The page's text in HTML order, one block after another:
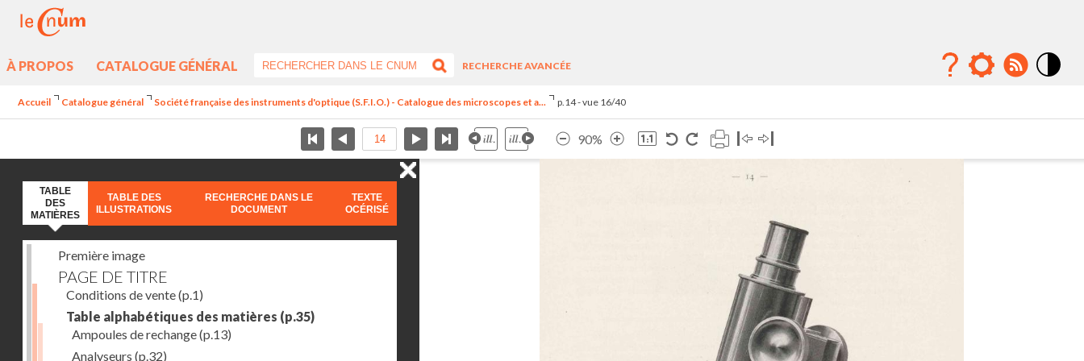
À PROPOS CATALOGUE GÉNÉRAL
RECHERCHE AVANCÉE
Accueil Catalogue général Société française des instruments d'optique (S.F.I.O.) - Catalogue des microscopes et a... p.14 - vue 16/40
90%
TABLE
DES
MATIÈRES
TABLE DES
ILLUSTRATIONS
RECHERCHE DANS LE
DOCUMENT
TEXTE
OCÉRISÉ
Première image
PAGE DE TITRE
Conditions de vente(p.1)
Table alphabétiques des matières (p.35)
Ampoules de rechange(p.13)
Analyseurs (p.32)